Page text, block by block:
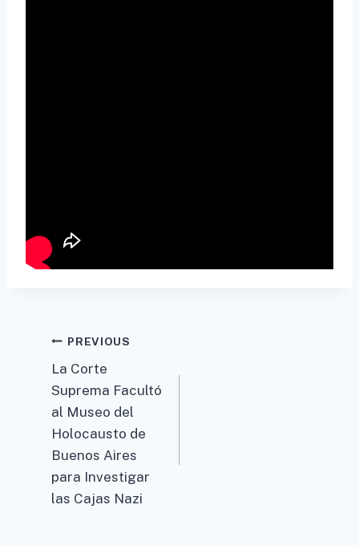
Post
navigation
PREVIOUS
La Corte
Suprema Facultó
al Museo del
Holocausto de
Buenos Aires
para Investigar
las Cajas Nazi